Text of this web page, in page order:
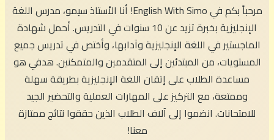
مرحباً بكم في English With Simo! أنا الأستاذ سيمو، مدرس اللغة
الإنجليزية بخبرة تزيد عن 10 سنوات في التدريس. أحمل شهادة
الماجستير في اللغة الإنجليزية وآدابها، وأختص في تدريس جميع
المستويات، من المبتدئين إلى المتقدمين والمتمكنين. هدفي هو
مساعدة الطلاب على إتقان اللغة الإنجليزية بطريقة سهلة
وممتعة، مع التركيز على المهارات العملية والتحضير الجيد
للامتحانات. انضموا إلى آلاف الطلاب الذين حققوا نتائج ممتازة
معنا!